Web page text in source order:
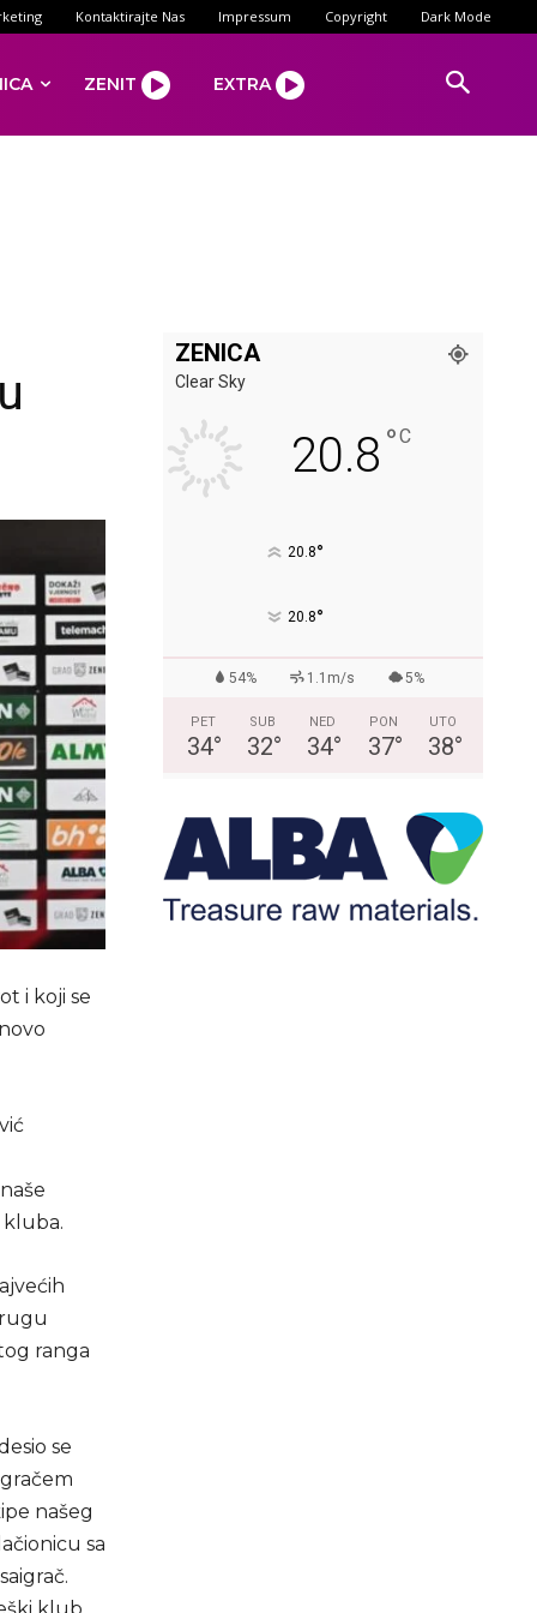
Kontaktirajte Nas Impressum Copyright Dark Mode
ZENIT EXTRA
i koji se
kluba.
ranga
se
našeg
sa
ZENICA
Clear Sky
20.8 °C
20.8°
20.8°
54% 1.1m/s 5%
PET
34°
SUB
32°
NED
34°
PON
37°
UTO
38°